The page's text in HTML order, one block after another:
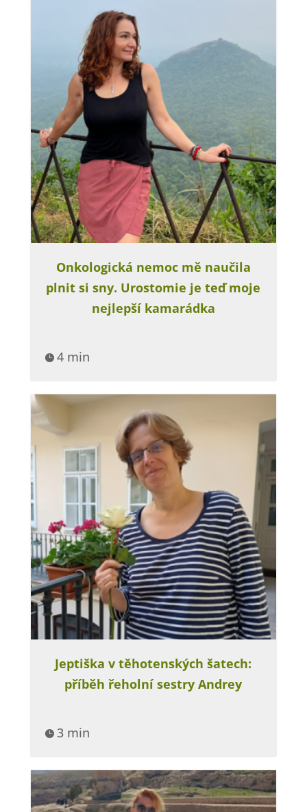
Onkologická nemoc mě naučila
plnit si sny. Urostomie je teď moje
nejlepší kamarádka
 4 min
Jeptiška v těhotenských šatech:
příběh řeholní sestry Andrey
 3 min